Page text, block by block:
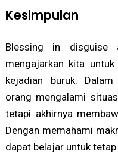
Kesimpulan
Blessing in disguise
mengajarkan kita
kejadian buruk.
orang mengalami
tetapi akhirnya
Dengan memahami
dapat belajar untuk